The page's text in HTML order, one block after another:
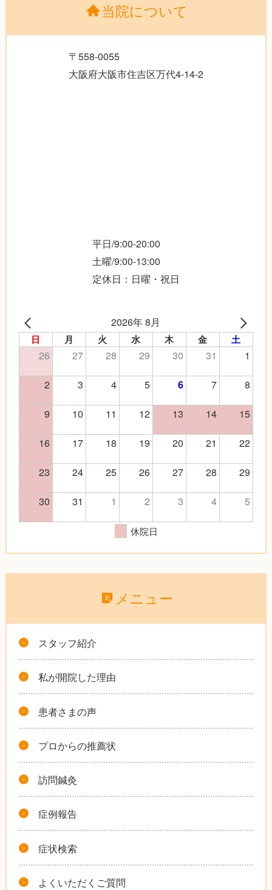
当院について
〒558-0055
大阪府大阪市住吉区万代4-14-2
平日/9:00-20:00
土曜/9:00-13:00
定休日：日曜・祝日
2026年 8月
日 月 火 水 木 金 土
26 27 28 29 30 31
1
2
3 4 5 6 7
8
9
10 11 12 13 14
15
16
17 18 19 20 21
22
23
24 25 26 27 28
29
30
31 1 2 3 4 5
休院日
メニュー
スタッフ紹介
私が開院した理由
患者さまの声
プロからの推薦状
訪問鍼灸
症例報告
症状検索
よくいただくご質問